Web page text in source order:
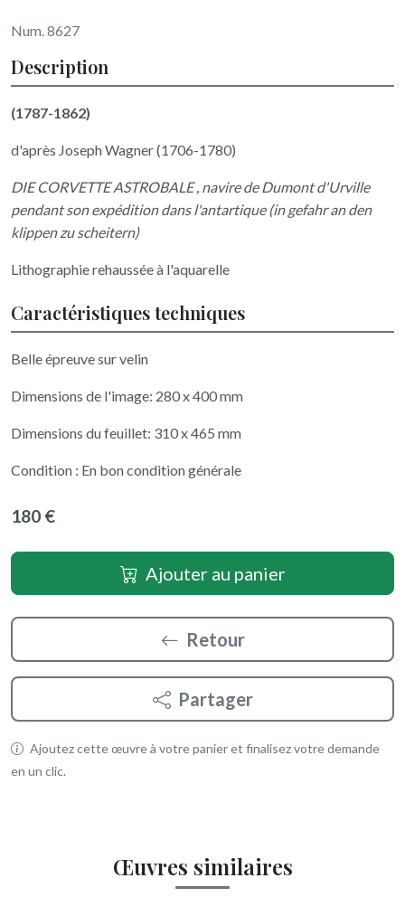
Num. 8627
Description
(1787-1862)
d'après Joseph Wagner (1706-1780)
DIE CORVETTE ASTROBALE , navire de Dumont d'Urville
pendant son expédition dans l'antartique (in gefahr an den
klippen zu scheitern)
Lithographie rehaussée à l'aquarelle
Caractéristiques techniques
Belle épreuve sur velin
Dimensions de l'image: 280 x 400 mm
Dimensions du feuillet: 310 x 465 mm
Condition : En bon condition générale
180 €
Ajouter au panier
Retour
Partager
Ajoutez cette œuvre à votre panier et finalisez votre demande
en un clic.
Œuvres similaires